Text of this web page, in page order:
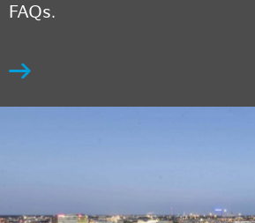
FAQs.